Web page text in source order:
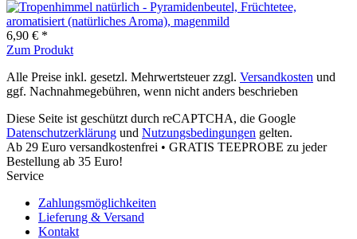
6,90 € *
Zum Produkt
Alle Preise inkl. gesetzl. Mehrwertsteuer zzgl. Versandkosten und
ggf. Nachnahmegebühren, wenn nicht anders beschrieben
Diese Seite ist geschützt durch reCAPTCHA, die Google
Datenschutzerklärung und Nutzungsbedingungen gelten.
Ab 29 Euro versandkostenfrei • GRATIS TEEPROBE zu jeder
Bestellung ab 35 Euro!
Service
Zahlungsmöglichkeiten
Lieferung & Versand
Kontakt